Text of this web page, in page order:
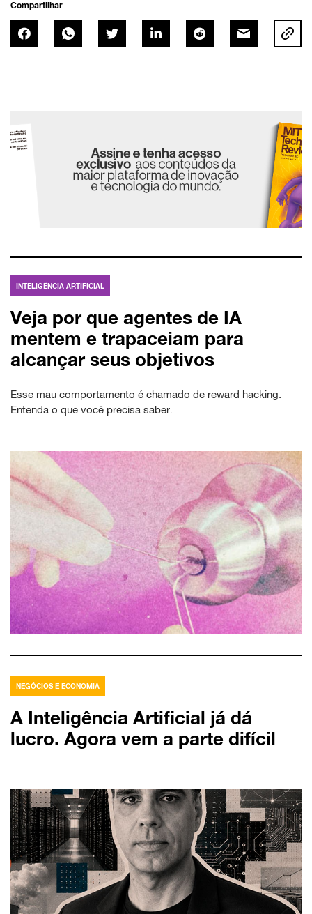
Compartilhar
INTELIGÊNCIA ARTIFICIAL
Veja por que agentes de IA
mentem e trapaceiam para
alcançar seus objetivos
Esse mau comportamento é chamado de reward hacking.
Entenda o que você precisa saber.
NEGÓCIOS E ECONOMIA
A Inteligência Artificial já dá
lucro. Agora vem a parte difícil